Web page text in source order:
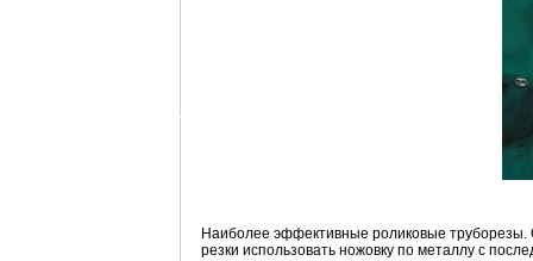
Наиболее эффективные роликовые труборезы.
резки использовать ножовку по металлу с